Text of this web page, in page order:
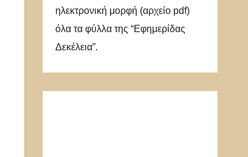
ηλεκτρονική μορφή (αρχείο pdf)
όλα τα φύλλα της “Εφημερίδας
Δεκέλεια”.